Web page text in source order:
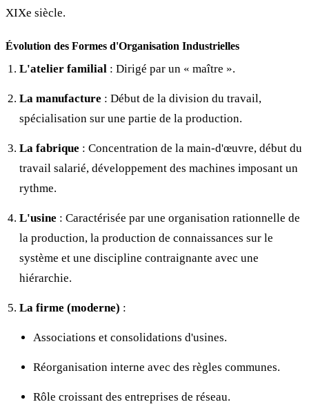
XIXe siècle.
Évolution des Formes d'Organisation Industrielles
L'atelier familial : Dirigé par un « maître ».
La manufacture : Début de la division du travail,
spécialisation sur une partie de la production.
La fabrique : Concentration de la main-d'œuvre, début du
travail salarié, développement des machines imposant un
rythme.
L'usine : Caractérisée par une organisation rationnelle de
la production, la production de connaissances sur le
système et une discipline contraignante avec une
hiérarchie.
La firme (moderne) :
Associations et consolidations d'usines.
Réorganisation interne avec des règles communes.
Rôle croissant des entreprises de réseau.